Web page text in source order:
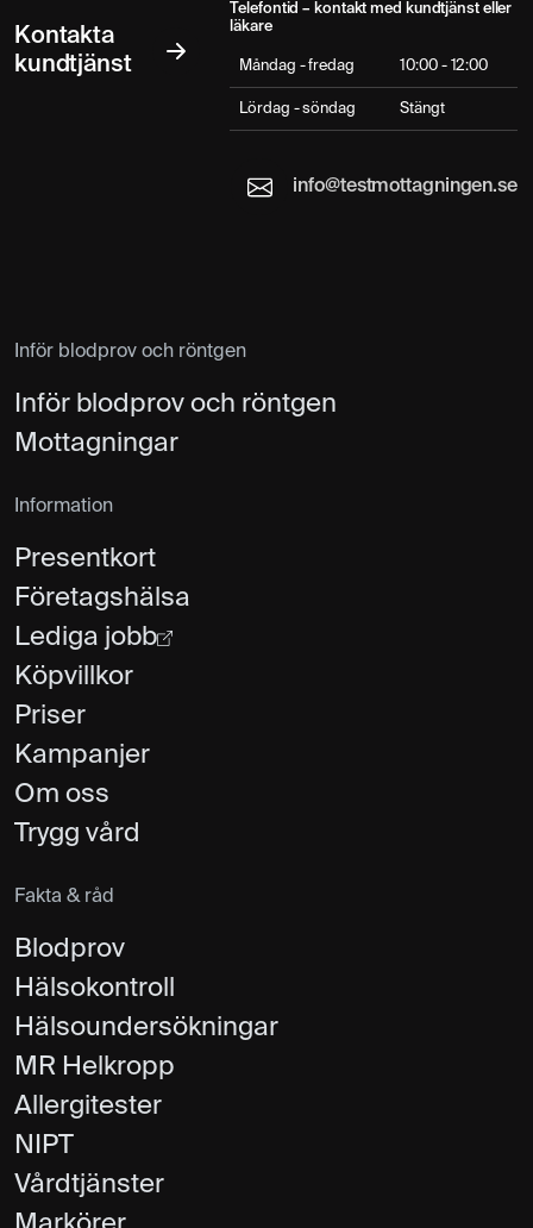
Kontakta
kundtjänst
Telefontid – kontakt med kundtjänst eller
läkare
Måndag - fredag 10:00 - 12:00
Lördag - söndag Stängt
info@testmottagningen.se
Inför blodprov och röntgen
Inför blodprov och röntgen
Mottagningar
Information
Presentkort
Företagshälsa
Lediga jobb
Köpvillkor
Priser
Kampanjer
Om oss
Trygg vård
Fakta & råd
Blodprov
Hälsokontroll
Hälsoundersökningar
MR Helkropp
Allergitester
NIPT
Vårdtjänster